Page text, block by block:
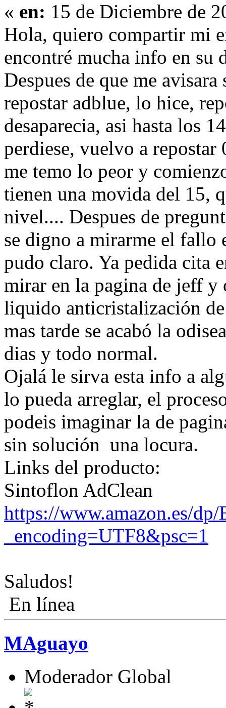
« en: 15 de Diciembre de
Hola, quiero compartir mi
encontré mucha info en su
Despues de que me
repostar adblue, lo hice,
desaparecia, asi hasta los
perdiese, vuelvo a
me temo lo peor y
tienen una movida del 15,
nivel.... Despues de
se digno a mirarme el fallo
pudo claro. Ya pedida cita
mirar en la pagina de jeff y
liquido anticristalización
mas tarde se acabó la
dias y todo normal.
Ojalá le sirva esta info a
lo pueda arreglar, el
podeis imaginar la de
sin solución una locura.
Links del producto:
Sintoflon AdClean
https://www.amazon.es/
_encoding=UTF8&psc=1
Saludos!
En línea
MAguayo
Moderador Global